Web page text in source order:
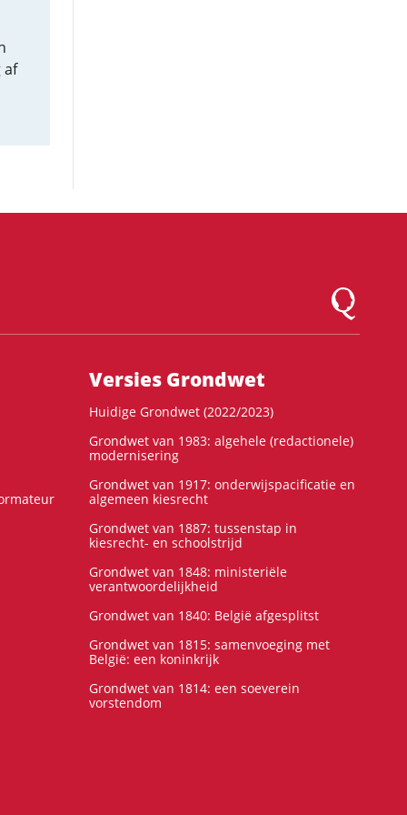
af
Logo
Versies Grondwet
Huidige Grondwet (2022/2023)
Grondwet van 1983: algehele (redactionele)
modernisering
Grondwet van 1917: onderwijspacificatie en
algemeen kiesrecht
Grondwet van 1887: tussenstap in
kiesrecht- en schoolstrijd
Grondwet van 1848: ministeriële
verantwoordelijkheid
Grondwet van 1840: België afgesplitst
Grondwet van 1815: samenvoeging met
België: een koninkrijk
Grondwet van 1814: een soeverein
vorstendom